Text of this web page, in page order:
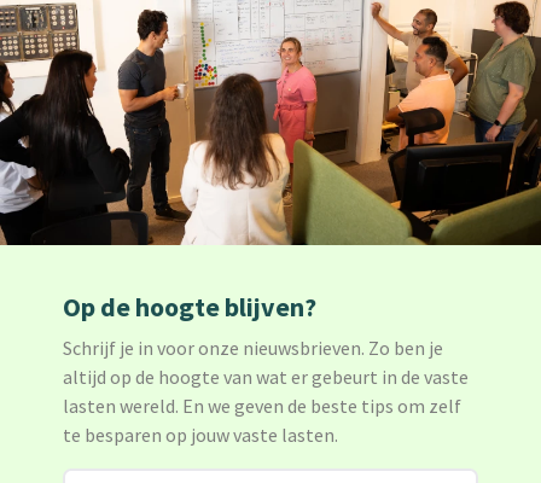
Op de hoogte blijven?
Schrijf je in voor onze nieuwsbrieven. Zo ben je
altijd op de hoogte van wat er gebeurt in de vaste
lasten wereld. En we geven de beste tips om zelf
te besparen op jouw vaste lasten.